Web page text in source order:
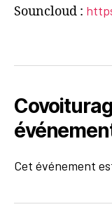
Souncloud :
Cet événement